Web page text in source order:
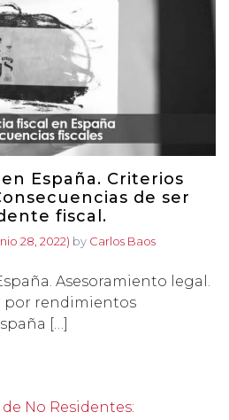
España. Criterios
de ser
fiscal.
28, 2022) by Carlos Baos
Asesoramiento legal.
por rendimientos
[…]
No Residentes: